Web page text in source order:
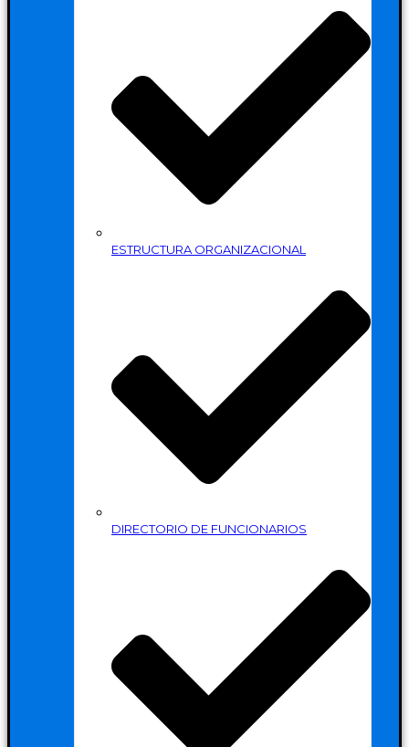
ESTRUCTURA ORGANIZACIONAL
DIRECTORIO DE FUNCIONARIOS